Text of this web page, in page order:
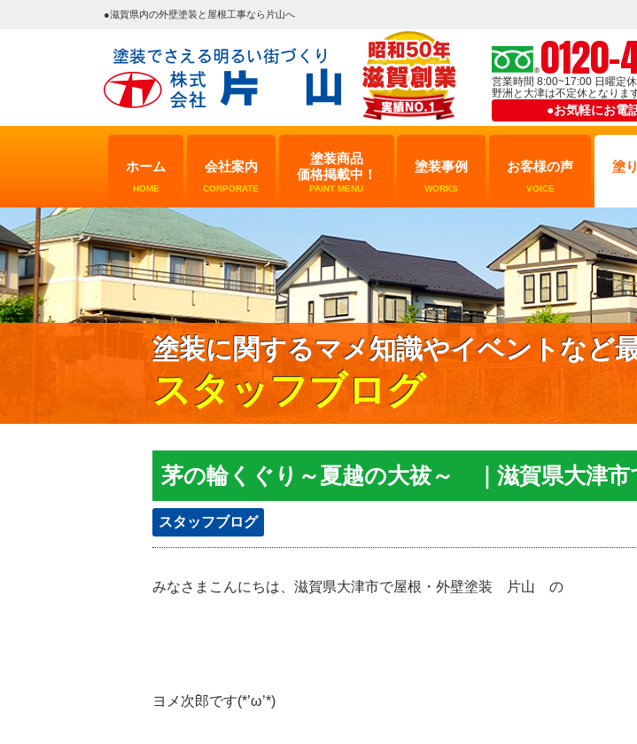
●滋賀県内の外壁塗装と屋根工事なら片山へ
営業時間 8:00~17:00 日曜定休
野洲と大津は不定
●お気軽にお電
ホーム
HOME
会社案内
CORPORATE
塗装商品
価格掲載中！
PAINT MENU
塗装事例
WORKS
お客様の声
VOICE
塗
塗装に関するマメ知識やイベントなど
スタッフブログ
茅の輪くぐり～夏越の大祓～ ｜滋賀県大津
スタッフブログ
みなさまこんにちは、滋賀県大津市で屋根・外壁塗装 片山 の
ヨメ次郎です(*’ω’*)